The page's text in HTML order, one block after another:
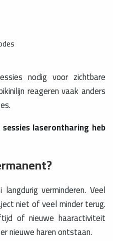
nodig voor zichtbare
reageren vaak anders
sessies laserontharing heb
verminderen. Veel
niet of veel minder terug.
of nieuwe haaractiviteit
nieuwe haren ontstaan.